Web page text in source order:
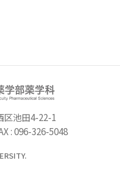
区池田4-22-1
096-326-5048